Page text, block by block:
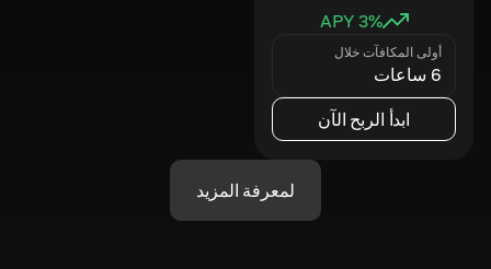
3% APY
أولى المكافآت خلال
6 ساعات
ابدأ الربح الآن
لمعرفة المزيد